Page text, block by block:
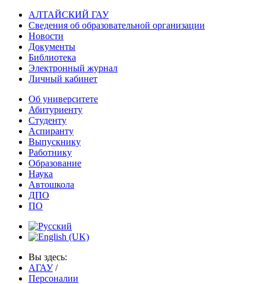
АЛТАЙСКИЙ ГАУ
Сведения об образовательной организации
Новости
Документы
Библиотека
Электронный журнал
Личный кабинет
Об университете
Абитуриенту
Студенту
Аспиранту
Выпускнику
Работнику
Образование
Наука
Автошкола
ДПО
ПО
Вы здесь:
АГАУ /
Персоналии